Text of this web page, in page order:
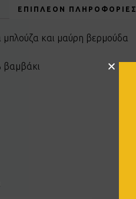
ΕΠΙΠΛΈΟΝ ΠΛΗΡΟΦΟΡΊΕΣ
μπλούζα και μαύρη βερμούδα
βαμβάκι